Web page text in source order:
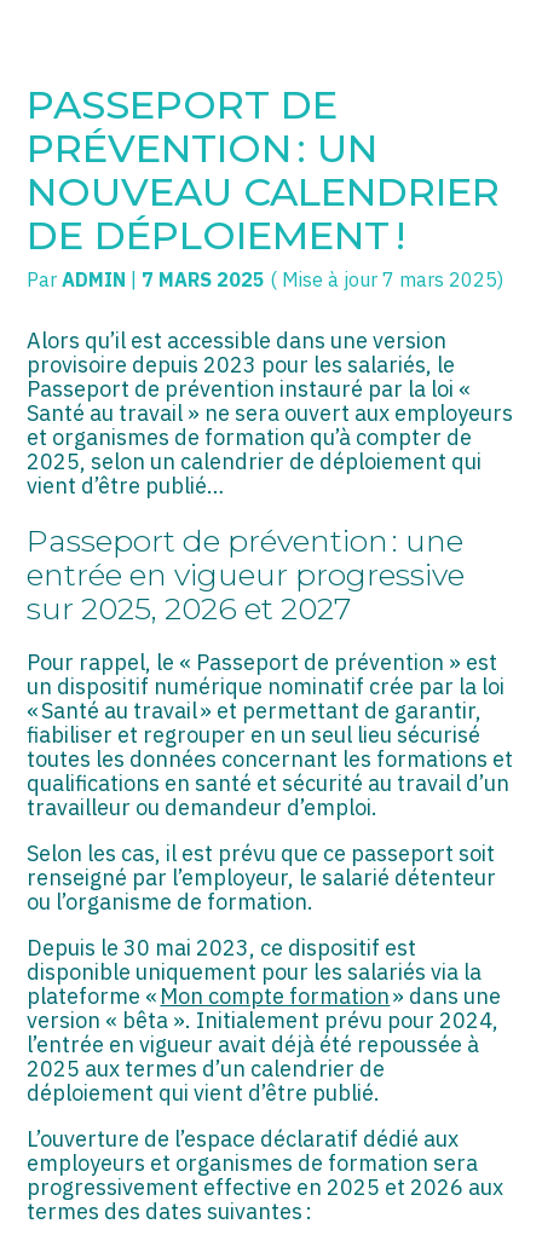
SOGECC – Noisy
SOGECC – République
SOGECC – Turbigo
COMMERÇANTS
GROUPE
SCI / LMNP
PROFESSIONS LIBÉRALES
HOLDING
PARTICULIERS
EXPATRIÉ NON RÉSIDANT
IMPATRIÉ / EXPATRIÉ
ASSOCIATIONS
START-UP
SECTEUR AUDIOVISUEL
Gérer votre quotidien
Piloter votre entreprise
Développer votre entreprise
Construire votre patrimoine
Être prêt pour la facturation
électronique
PASSEPORT DE
PRÉVENTION : UN
NOUVEAU CALENDRIER
DE DÉPLOIEMENT !
ParADMIN 7 MARS 2025 ( Mise à jour 7 mars 2025)
Alors qu’il est accessible dans une version
provisoire depuis 2023 pour les salariés, le
Passeport de prévention instauré par la loi «
Santé au travail » ne sera ouvert aux employeurs
et organismes de formation qu’à compter de
2025, selon un calendrier de déploiement qui
vient d’être publié…
Passeport de prévention : une
entrée en vigueur progressive
sur 2025, 2026 et 2027
Pour rappel, le « Passeport de prévention » est
un dispositif numérique nominatif crée par la loi
« Santé au travail » et permettant de garantir,
fiabiliser et regrouper en un seul lieu sécurisé
toutes les données concernant les formations et
qualifications en santé et sécurité au travail d’un
travailleur ou demandeur d’emploi.
Selon les cas, il est prévu que ce passeport soit
renseigné par l’employeur, le salarié détenteur
ou l’organisme de formation.
Depuis le 30 mai 2023, ce dispositif est
disponible uniquement pour les salariés via la
plateforme « Mon compte formation» dans une
version « bêta ». Initialement prévu pour 2024,
l’entrée en vigueur avait déjà été repoussée à
2025 aux termes d’un calendrier de
déploiement qui vient d’être publié.
L’ouverture de l’espace déclaratif dédié aux
employeurs et organismes de formation sera
progressivement effective en 2025 et 2026 aux
termes des dates suivantes :